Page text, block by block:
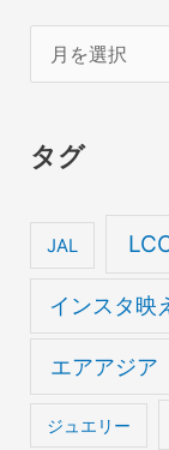
ー
イ
タグ
JAL
インスタ映
エアアジア
ジュエリー